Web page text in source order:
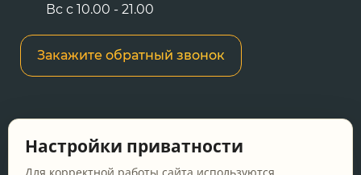
Вс с 10.00 - 21.00
Закажите обратный звонок
сайте носит информационный характер и не
является публичной офертой, определяемой
Настройки приватности